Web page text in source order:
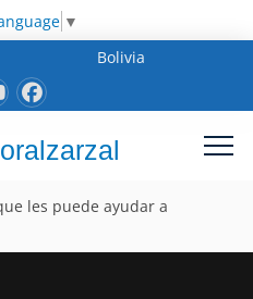
▼
Bolivia
les puede ayudar a